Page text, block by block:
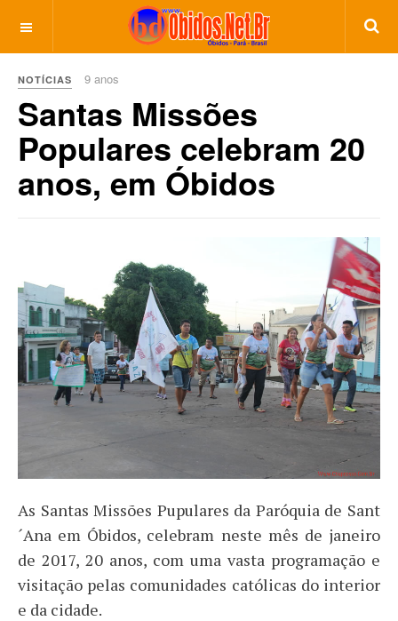
NOTÍCIAS 9 anos
Santas Missões
Populares celebram 20
anos, em Óbidos
As Santas Missões Pupulares da Paróquia de Sant
´Ana em Óbidos, celebram neste mês de janeiro
de 2017, 20 anos, com uma vasta programação e
visitação pelas comunidades católicas do interior
e da cidade.